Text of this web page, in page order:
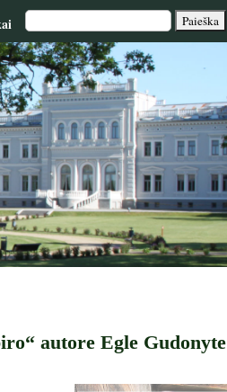
autore Egle Gudonyte